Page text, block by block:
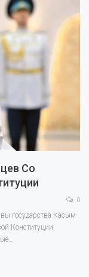
Со
0
государства Касым-
Конституции